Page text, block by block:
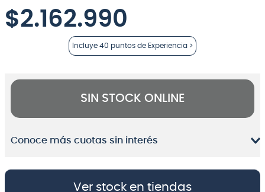
$2.162.990
Incluye 40 puntos de Experiencia >
SIN STOCK ONLINE
Conoce más cuotas sin interés
Ver stock en tiendas
9.
micrófono
10. violin